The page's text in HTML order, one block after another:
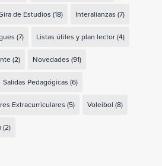
de Estudios (18) Interalianzas (7)
(7) Listas útiles y plan lector(4)
(2) Novedades (91)
Salidas Pedagógicas (6)
Extracurriculares (5) Voleibol (8)
(2)